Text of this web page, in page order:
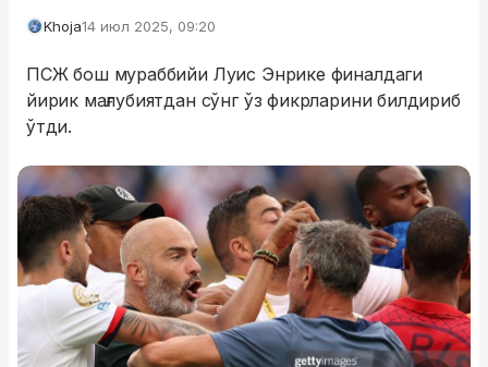
Khoja14 июл 2025, 09:20
ПСЖ бош мураббийи Луис Энрике финалдаги
йирик мағлубиятдан сўнг ўз фикрларини билдириб
ўтди.